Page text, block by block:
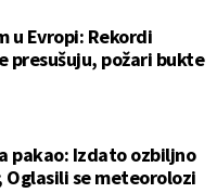
u Evropi: Rekordi
presušuju, požari bukte
pakao: Izdato ozbiljno
Oglasili se meteorolozi